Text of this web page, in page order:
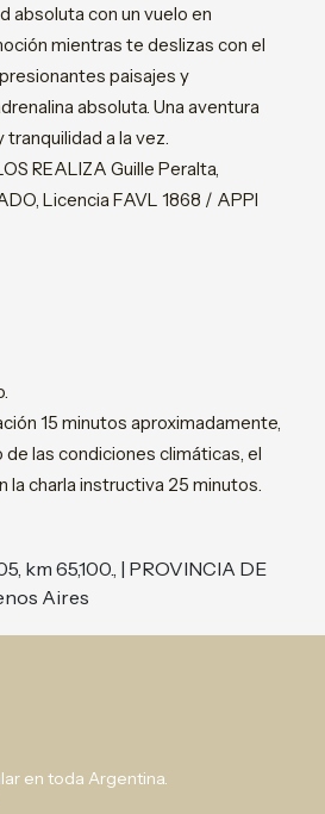
absoluta con un vuelo en
mientras te deslizas con el
paisajes y
absoluta. Una aventura
a la vez.
REALIZA Guille Peralta,
Licencia FAVL 1868 / APPI
15 minutos aproximadamente,
las condiciones climáticas, el
charla instructiva 25 minutos.
km 65,100., | PROVINCIA DE
Aires
en toda Argentina.